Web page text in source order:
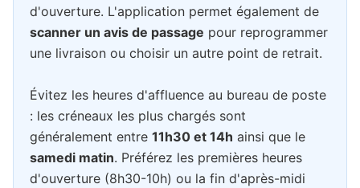
d'ouverture. L'application permet également de
scanner un avis de passage pour reprogrammer
une livraison ou choisir un autre point de retrait.
Évitez les heures d'affluence au bureau de poste
: les créneaux les plus chargés sont
généralement entre 11h30 et 14h ainsi que le
samedi matin. Préférez les premières heures
d'ouverture (8h30-10h) ou la fin d'après-midi